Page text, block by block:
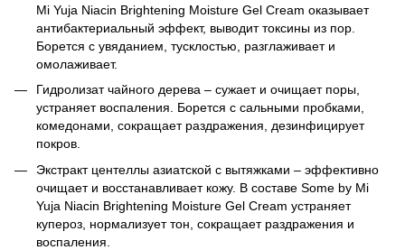
Mi Yuja Niacin Brightening Moisture Gel Cream оказывает
антибактериальный эффект, выводит токсины из пор.
Борется с увяданием, тусклостью, разглаживает и
омолаживает.
Гидролизат чайного дерева – сужает и очищает поры,
устраняет воспаления. Борется с сальными пробками,
комедонами, сокращает раздражения, дезинфицирует
покров.
Экстракт центеллы азиатской с вытяжками – эффективно
очищает и восстанавливает кожу. В составе Some by Mi
Yuja Niacin Brightening Moisture Gel Cream устраняет
купероз, нормализует тон, сокращает раздражения и
воспаления.